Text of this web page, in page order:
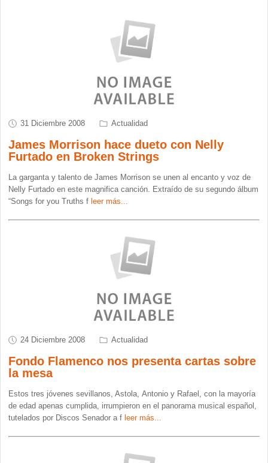
31 Diciembre 2008 Actualidad
James Morrison hace dueto con Nelly
Furtado en Broken Strings
La garganta y talento de James Morrison se unen al encanto y voz de
Nelly Furtado en este magnifica canción. Extraído de su segundo álbum
“Songs for you Truths f leer más...
24 Diciembre 2008 Actualidad
Fondo Flamenco nos presenta cartas sobre
la mesa
Estos tres jóvenes sevillanos, Astola, Antonio y Rafael, con la mayoría
de edad apenas cumplida, irrumpieron en el panorama musical español,
tutelados por Discos Senador a f leer más...